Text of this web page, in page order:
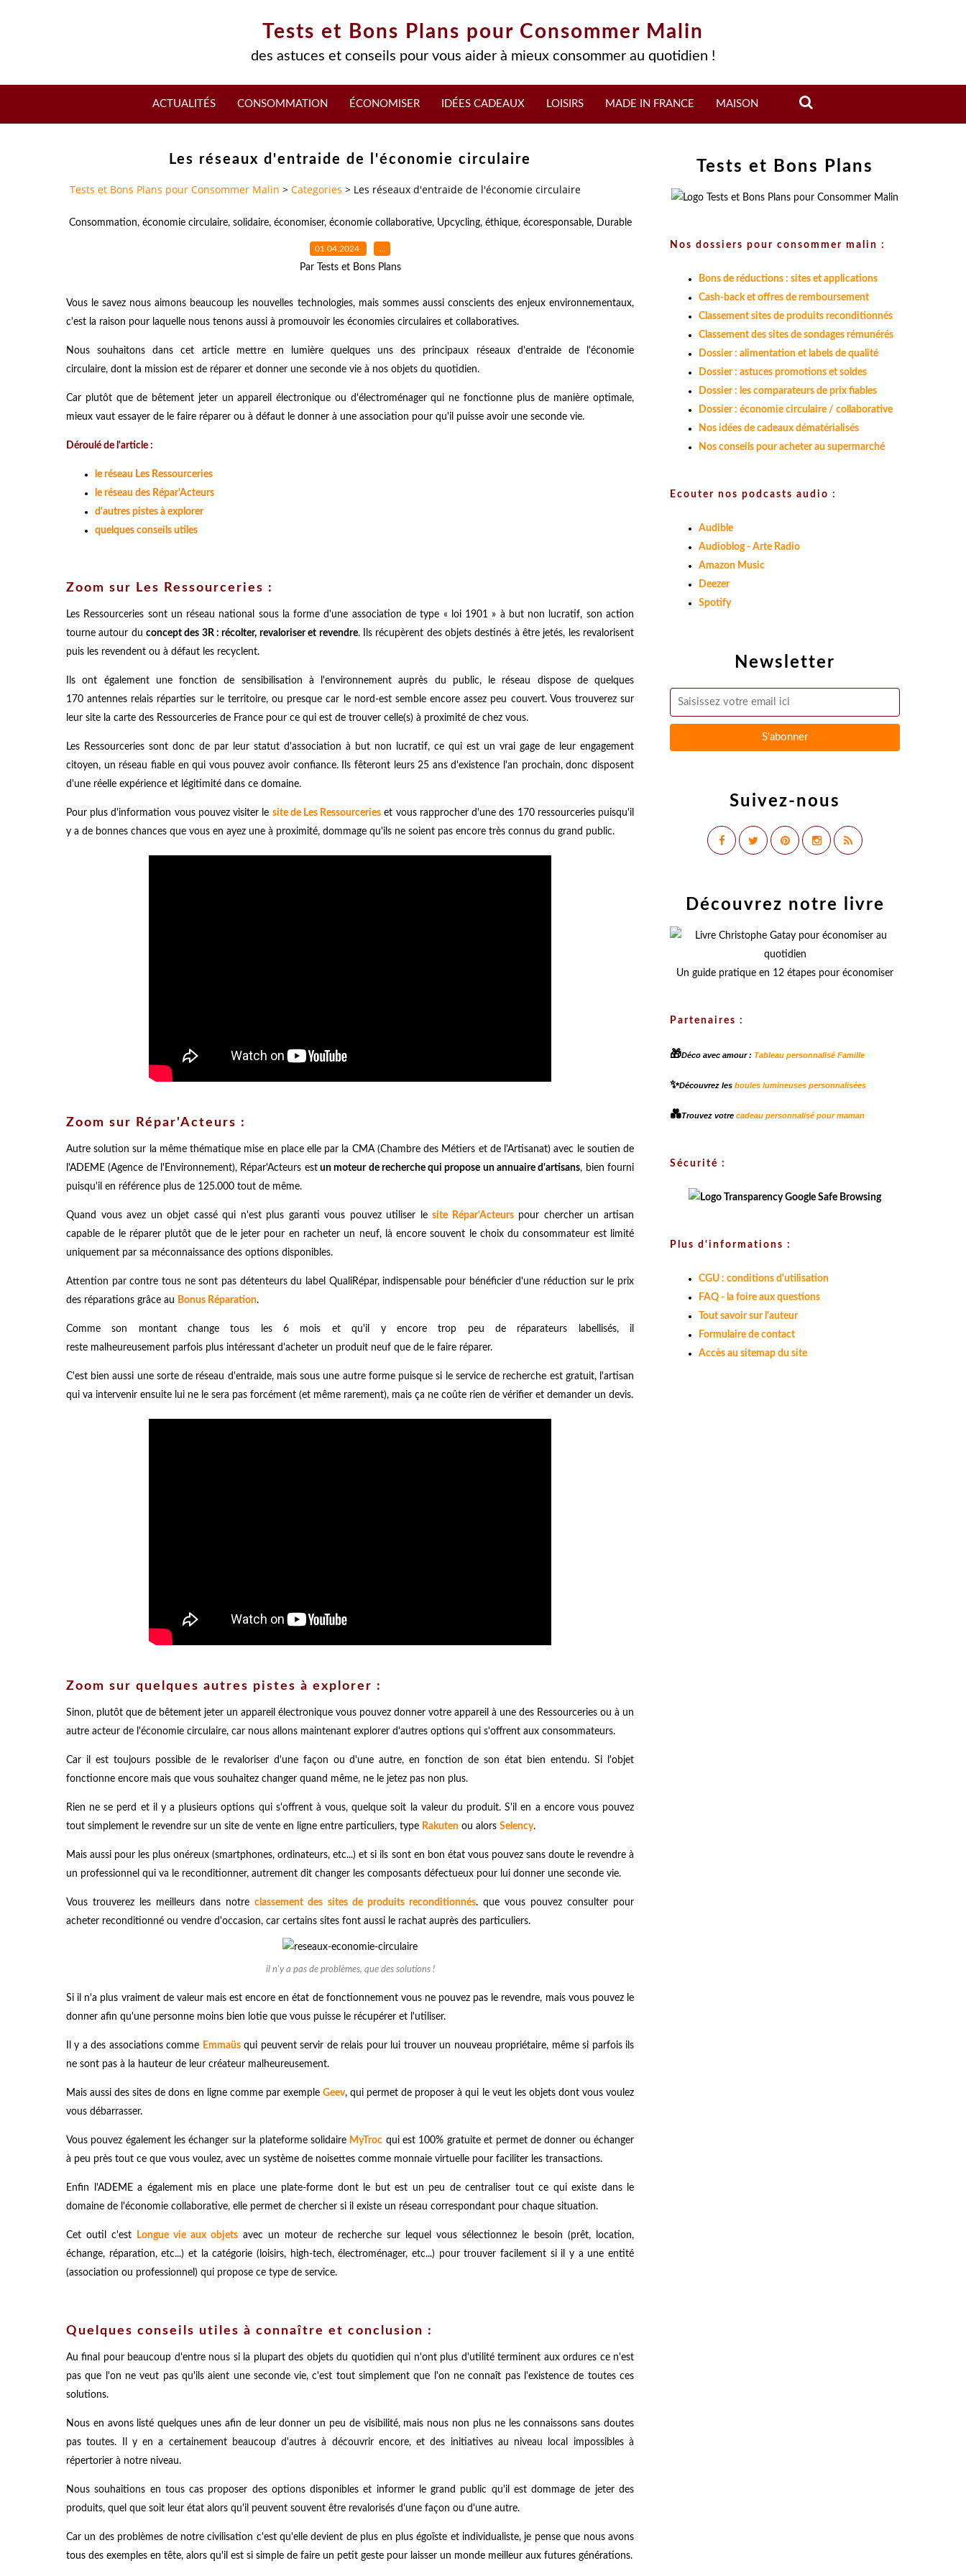
Tests et Bons Plans pour Consommer Malin
des astuces et conseils pour vous aider à mieux consommer au quotidien !
ACTUALITÉS CONSOMMATION ÉCONOMISER IDÉES CADEAUX LOISIRS MADE IN FRANCE MAISON
Les réseaux d'entraide de l'économie circulaire
Tests et Bons Plans pour Consommer Malin > Categories > Les réseaux d'entraide de l'économie circulaire
Consommation, économie circulaire, solidaire, économiser, économie collaborative, Upcycling, éthique, écoresponsable, Durable
01.04.2024 …
Par Tests et Bons Plans
Vous le savez nous aimons beaucoup les nouvelles technologies, mais sommes aussi conscients des enjeux environnementaux,
c'est la raison pour laquelle nous tenons aussi à promouvoir les économies circulaires et collaboratives.
Nous souhaitons dans cet article mettre en lumière quelques uns des principaux réseaux d'entraide de l'économie
circulaire, dont la mission est de réparer et donner une seconde vie à nos objets du quotidien.
Car plutôt que de bêtement jeter un appareil électronique ou d'électroménager qui ne fonctionne plus de manière optimale,
mieux vaut essayer de le faire réparer ou à défaut le donner à une association pour qu'il puisse avoir une seconde vie.
Déroulé de l'article :
le réseau Les Ressourceries
le réseau des Répar'Acteurs
d'autres pistes à explorer
quelques conseils utiles
Zoom sur Les Ressourceries :
Les Ressourceries sont un réseau national sous la forme d'une association de type « loi 1901 » à but non lucratif, son action
tourne autour duconcept des 3R : récolter, revaloriser et revendre. Ils récupèrent des objets destinés à être jetés, les revalorisent
puis les revendent ou à défaut les recyclent.
Ils ont également une fonction de sensibilisation à l'environnement auprès du public, le réseau dispose de quelques
170 antennes relais réparties sur le territoire, ou presque car le nord-est semble encore assez peu couvert. Vous trouverez sur
leur site la carte des Ressourceries de France pour ce qui est de trouver celle(s) à proximité de chez vous.
Les Ressourceries sont donc de par leur statut d'association à but non lucratif, ce qui est un vrai gage de leur engagement
citoyen, un réseau fiable en qui vous pouvez avoir confiance. Ils fêteront leurs 25 ans d'existence l'an prochain, donc disposent
d'une réelle expérience et légitimité dans ce domaine.
Pour plus d'information vous pouvez visiter le site de Les Ressourceries et vous rapprocher d'une des 170 ressourceries puisqu'il
y a de bonnes chances que vous en ayez une à proximité, dommage qu'ils ne soient pas encore très connus du grand public.
Zoom sur Répar'Acteurs :
Autre solution sur la même thématique mise en place elle par la CMA (Chambre des Métiers et de l'Artisanat) avec le soutien de
l'ADEME (Agence de l'Environnement), Répar'Acteurs estun moteur de recherche qui propose un annuaire d'artisans, bien fourni
puisqu'il en référence plus de 125.000 tout de même.
Quand vous avez un objet cassé qui n'est plus garanti vous pouvez utiliser lesite Répar'Acteurspour chercher un artisan
capable de le réparer plutôt que de le jeter pour en racheter un neuf, là encore souvent le choix du consommateur est limité
uniquement par sa méconnaissance des options disponibles.
Attention par contre tous ne sont pas détenteurs du label QualiRépar, indispensable pour bénéficier d'une réduction sur le prix
des réparations grâce au Bonus Réparation.
Comme son montant change tous les 6 mois et qu'il y encore trop peu de réparateurs labellisés, il
reste malheureusement parfois plus intéressant d'acheter un produit neuf que de le faire réparer.
C'est bien aussi une sorte de réseau d'entraide, mais sous une autre forme puisque si le service de recherche est gratuit, l'artisan
qui va intervenir ensuite lui ne le sera pas forcément (et même rarement), mais ça ne coûte rien de vérifier et demander un devis.
Zoom sur quelques autres pistes à explorer :
Sinon, plutôt que de bêtement jeter un appareil électronique vous pouvez donner votre appareil à une des Ressourceries ou à un
autre acteur de l'économie circulaire, car nous allons maintenant explorer d'autres options qui s'offrent aux consommateurs.
Car il est toujours possible de le revaloriser d'une façon ou d'une autre, en fonction de son état bien entendu. Si l'objet
fonctionne encore mais que vous souhaitez changer quand même, ne le jetez pas non plus.
Rien ne se perd et il y a plusieurs options qui s'offrent à vous, quelque soit la valeur du produit. S'il en a encore vous pouvez
tout simplement le revendre sur un site de vente en ligne entre particuliers, type Rakuten ou alors Selency.
Mais aussi pour les plus onéreux (smartphones, ordinateurs, etc...) et si ils sont en bon état vous pouvez sans doute le revendre à
un professionnel qui va le reconditionner, autrement dit changer les composants défectueux pour lui donner une seconde vie.
Vous trouverez les meilleurs dans notreclassement des sites de produits reconditionnés. que vous pouvez consulter pour
acheter reconditionné ou vendre d'occasion, car certains sites font aussi le rachat auprès des particuliers.
il n'y a pas de problèmes, que des solutions !
Si il n'a plus vraiment de valeur mais est encore en état de fonctionnement vous ne pouvez pas le revendre, mais vous pouvez le
donner afin qu'une personne moins bien lotie que vous puisse le récupérer et l'utiliser.
Il y a des associations comme Emmaüsqui peuvent servir de relais pour lui trouver un nouveau propriétaire, même si parfois ils
ne sont pas à la hauteur de leur créateur malheureusement.
Mais aussi des sites de dons en ligne comme par exemple Geev, qui permet de proposer à qui le veut les objets dont vous voulez
vous débarrasser.
Vous pouvez également les échanger sur la plateforme solidaire MyTroc qui est 100% gratuite et permet de donner ou échanger
à peu près tout ce que vous voulez, avec un système de noisettes comme monnaie virtuelle pour faciliter les transactions.
Enfin l'ADEME a également mis en place une plate-forme dont le but est un peu de centraliser tout ce qui existe dans le
domaine de l'économie collaborative, elle permet de chercher si il existe un réseau correspondant pour chaque situation.
Cet outil c'est Longue vie aux objets avec un moteur de recherche sur lequel vous sélectionnez le besoin (prêt, location,
échange, réparation, etc...) et la catégorie (loisirs, high-tech, électroménager, etc...) pour trouver facilement si il y a une entité
(association ou professionnel) qui propose ce type de service.
Quelques conseils utiles à connaître et conclusion :
Au final pour beaucoup d'entre nous si la plupart des objets du quotidien qui n'ont plus d'utilité terminent aux ordures ce n'est
pas que l'on ne veut pas qu'ils aient une seconde vie, c'est tout simplement que l'on ne connaît pas l'existence de toutes ces
solutions.
Nous en avons listé quelques unes afin de leur donner un peu de visibilité, mais nous non plus ne les connaissons sans doutes
pas toutes. Il y en a certainement beaucoup d'autres à découvrir encore, et des initiatives au niveau local impossibles à
répertorier à notre niveau.
Nous souhaitions en tous cas proposer des options disponibles et informer le grand public qu'il est dommage de jeter des
produits, quel que soit leur état alors qu'il peuvent souvent être revalorisés d'une façon ou d'une autre.
Car un des problèmes de notre civilisation c'est qu'elle devient de plus en plus égoïste et individualiste, je pense que nous avons
tous des exemples en tête, alors qu'il est si simple de faire un petit geste pour laisser un monde meilleur aux futures générations.
Newsletter
Suivez-nous
Tests et Bons Plans
Nos dossiers pour consommer malin :
Bons de réductions : sites et applications
Cash-back et offres de remboursement
Classement sites de produits reconditionnés
Classement des sites de sondages rémunérés
Dossier : alimentation et labels de qualité
Dossier : astuces promotions et soldes
Dossier : les comparateurs de prix fiables
Dossier : économie circulaire / collaborative
Nos idées de cadeaux dématérialisés
Nos conseils pour acheter au supermarché
Ecouter nos podcasts audio :
Audible
Audioblog - Arte Radio
Amazon Music
Deezer
Spotify
Découvrez notre livre
Un guide pratique en 12 étapes pour économiser
Partenaires :
🎁Déco avec amour : Tableau personnalisé Famille
✨Découvrez les boules lumineuses personnalisées
💑Trouvez votre cadeau personnalisé pour maman
Sécurité :
Plus d'informations :
CGU : conditions d'utilisation
FAQ - la foire aux questions
Tout savoir sur l'auteur
Formulaire de contact
Accès au sitemap du site